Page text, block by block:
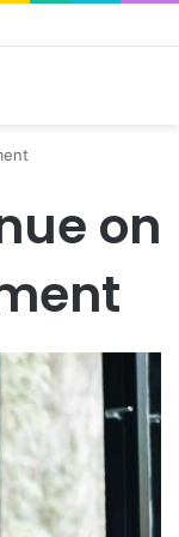
on